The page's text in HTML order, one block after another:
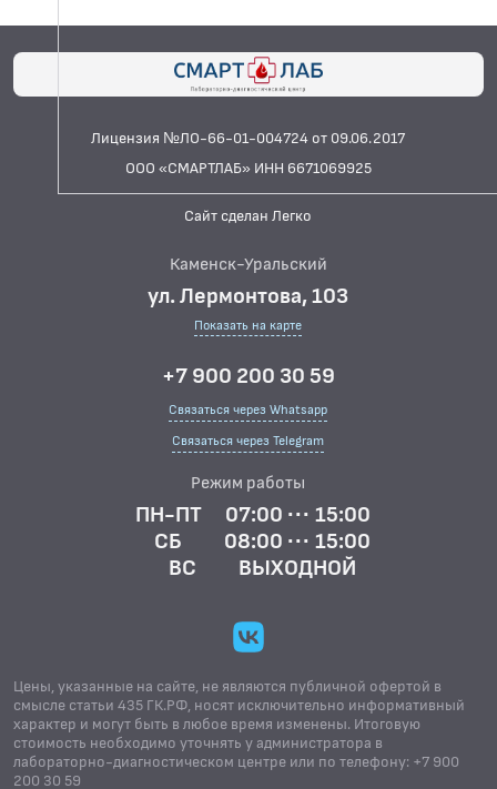
Лицензия №ЛО-66-01-004724 от 09.06.2017
ООО «СМАРТЛАБ» ИНН 6671069925
Сайт сделан Легко
Каменск-Уральский
ул. Лермонтова, 103
Показать на карте
+7 900 200 30 59
Связаться через Whatsapp
Связаться через Telegram
Режим работы
ПН-ПТ
07:00 ··· 15:00
СБ
08:00 ··· 15:00
ВС
ВЫХОДНОЙ
Цены, указанные на сайте, не являются публичной офертой в
смысле статьи 435 ГК.РФ, носят исключительно информативный
характер и могут быть в любое время изменены. Итоговую
стоимость необходимо уточнять у администратора в
лабораторно-диагностическом центре или по телефону: +7 900
200 30 59